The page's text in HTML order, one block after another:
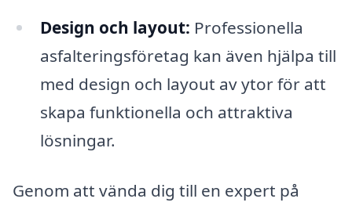
Design och layout: Professionella
asfalteringsföretag kan även hjälpa till
med design och layout av ytor för att
skapa funktionella och attraktiva
lösningar.
Genom att vända dig till en expert på